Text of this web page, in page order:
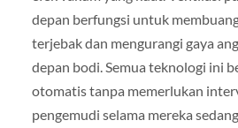
depan berfungsi untuk
terjebak dan mengurangi gaya
depan bodi. Semua teknologi ini
otomatis tanpa memerlukan
pengemudi selama mereka